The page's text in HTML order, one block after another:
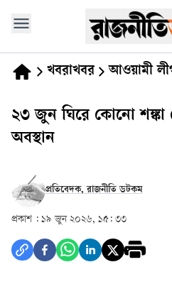
খবরাখবর আওয়ামী
২৩ জুন ঘিরে কোনো শঙ্কা
অবস্থান
প্রতিবেদক, রাজনীতি ডটকম
প্রকাশ : ১৯ জুন ২০২৬, ১৫: ৩৩